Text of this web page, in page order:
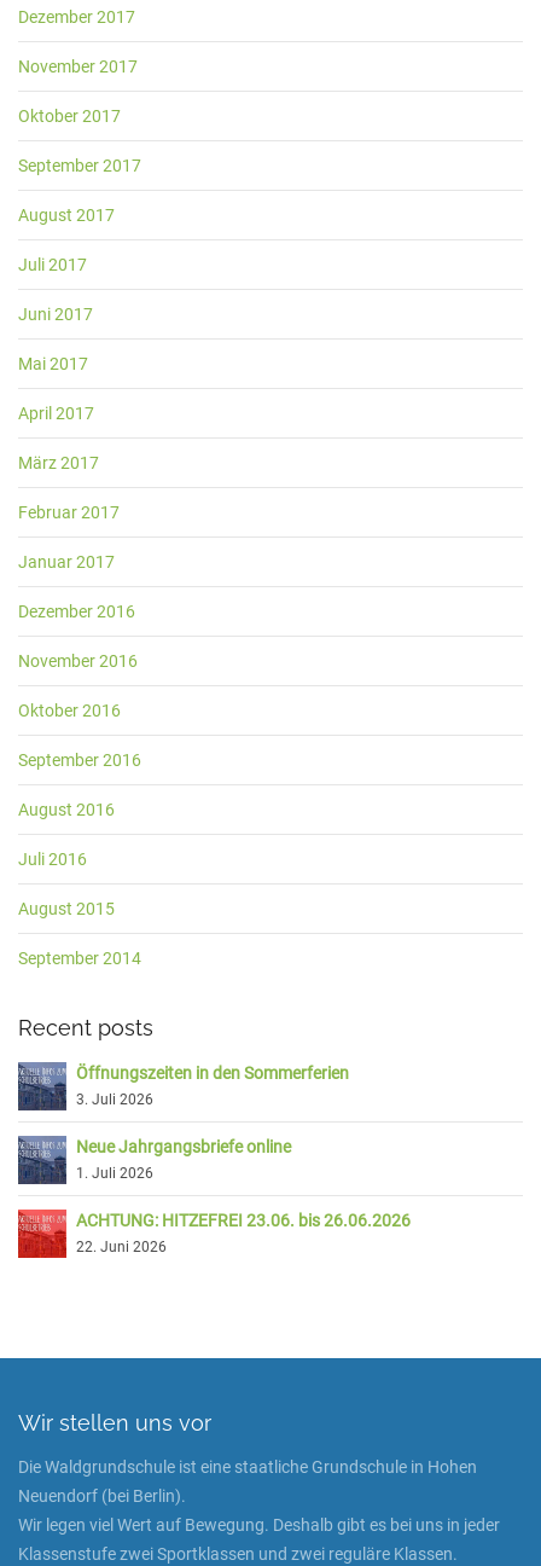
Dezember 2017
November 2017
Oktober 2017
September 2017
August 2017
Juli 2017
Juni 2017
Mai 2017
April 2017
März 2017
Februar 2017
Januar 2017
Dezember 2016
November 2016
Oktober 2016
September 2016
August 2016
Juli 2016
August 2015
September 2014
Recent posts
Öffnungszeiten in den Sommerferien
3. Juli 2026
Neue Jahrgangsbriefe online
1. Juli 2026
ACHTUNG: HITZEFREI 23.06. bis 26.06.2026
22. Juni 2026
Wir stellen uns vor
Die Waldgrundschule ist eine staatliche Grundschule in Hohen
Neuendorf (bei Berlin).
Wir legen viel Wert auf Bewegung. Deshalb gibt es bei uns in jeder
Klassenstufe zwei Sportklassen und zwei reguläre Klassen.